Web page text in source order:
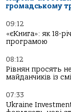
громадському
09:12
«єКнига»: як 18-
програмою
08:12
Рівнян просять
майданчиків із
07:33
Ukraine